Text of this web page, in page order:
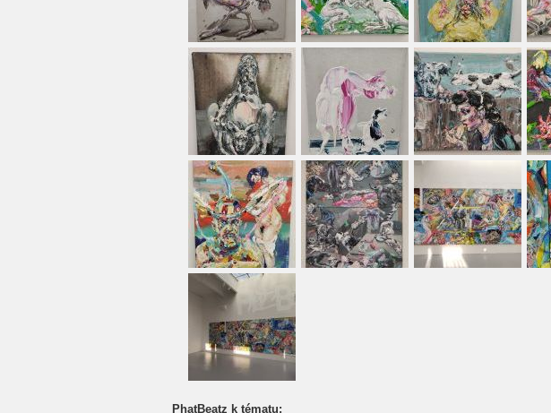
PhatBeatz k tématu: